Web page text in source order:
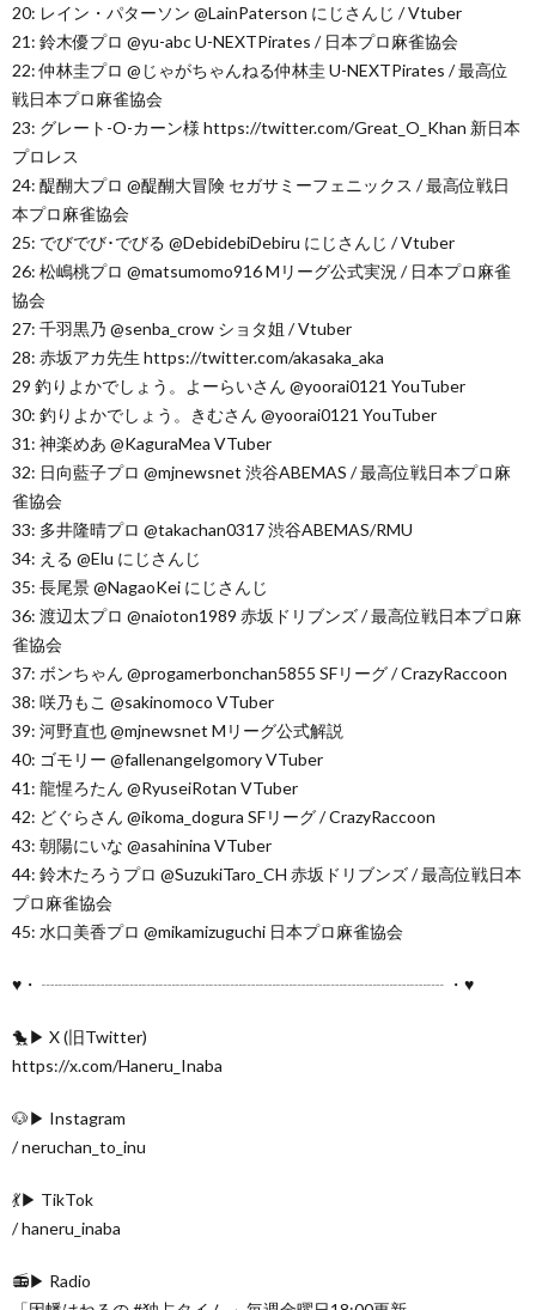
20: レイン・パターソン @LainPaterson にじさんじ / Vtuber
21: 鈴木優プロ @yu-abc U-NEXTPirates / 日本プロ麻雀協会
22: 仲林圭プロ @じゃがちゃんねる仲林圭 U-NEXTPirates / 最高位
戦日本プロ麻雀協会
23: グレート-O-カーン様 https://twitter.com/Great_O_Khan 新日本
プロレス
24: 醍醐大プロ @醍醐大冒険 セガサミーフェニックス / 最高位戦日
本プロ麻雀協会
25: でびでび･でびる @DebidebiDebiru にじさんじ / Vtuber
26: 松嶋桃プロ @matsumomo916 Mリーグ公式実況 / 日本プロ麻雀
協会
27: 千羽黒乃 @senba_crow ショタ姐 / Vtuber
28: 赤坂アカ先生 https://twitter.com/akasaka_aka
29 釣りよかでしょう。よーらいさん @yoorai0121 YouTuber
30: 釣りよかでしょう。きむさん @yoorai0121 YouTuber
31: 神楽めあ @KaguraMea VTuber
32: 日向藍子プロ @mjnewsnet 渋谷ABEMAS / 最高位戦日本プロ麻
雀協会
33: 多井隆晴プロ @takachan0317 渋谷ABEMAS/RMU
34: える @Elu にじさんじ
35: 長尾景 @NagaoKei にじさんじ
36: 渡辺太プロ @naioton1989 赤坂ドリブンズ / 最高位戦日本プロ麻
雀協会
37: ボンちゃん @progamerbonchan5855 SFリーグ / CrazyRaccoon
38: 咲乃もこ @sakinomoco VTuber
39: 河野直也 @mjnewsnet Mリーグ公式解説
40: ゴモリー @fallenangelgomory VTuber
41: 龍惺ろたん @RyuseiRotan VTuber
42: どぐらさん @ikoma_dogura SFリーグ / CrazyRaccoon
43: 朝陽にいな @asahinina VTuber
44: 鈴木たろうプロ @SuzukiTaro_CH 赤坂ドリブンズ / 最高位戦日本
プロ麻雀協会
45: 水口美香プロ @mikamizuguchi 日本プロ麻雀協会
♥・ ┈┈┈┈┈┈┈┈┈┈┈┈┈┈┈┈┈┈┈┈┈┈┈┈ ・♥
🐤▶ X (旧Twitter)
https://x.com/Haneru_Inaba
🐶▶ Instagram
/ neruchan_to_inu
💃▶ TikTok
/ haneru_inaba
📻▶ Radio